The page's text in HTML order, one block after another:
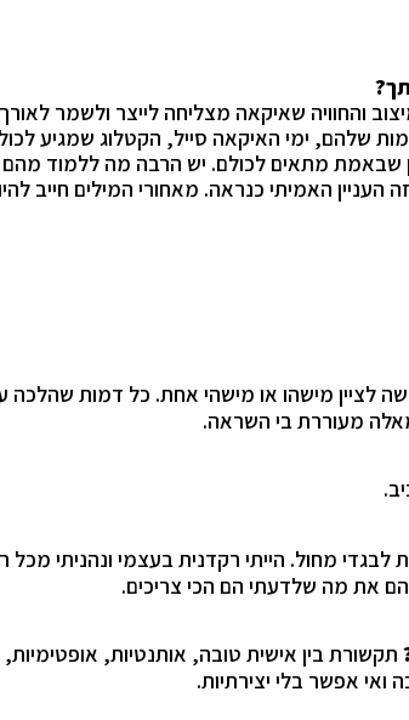
והחוויה שאיקאה מצליחה לייצר ולשמר לאורך
שלהם, ימי האיקאה סייל, הקטלוג שמגיע
מתאים לכולם. יש הרבה מה ללמוד מהם
העניין האמיתי כנראה. מאחורי המילים חייב
ה לציין מישהו או מישהי אחת. כל דמות
מעוררת בי השראה.
לבגדי מחול. הייתי רקדנית בעצמי ונהניתי
להם את מה שלדעתי הם הכי צריכים.
תקשורת בין אישית טובה, אותנטיות,
ואי אפשר בלי יצירתיות.